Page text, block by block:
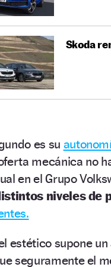
Skoda
es su
mecánica no
en el Grupo
niveles de
estético supone un
seguramente el